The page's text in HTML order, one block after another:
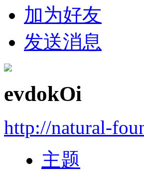
加为好友
发送消息
evdokOi
http://natural-
主题